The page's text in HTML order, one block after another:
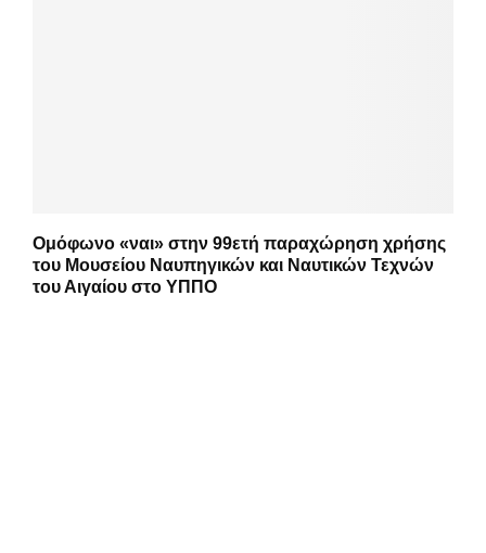
Ομόφωνο «ναι» στην 99ετή παραχώρηση χρήσης
του Μουσείου Ναυπηγικών και Ναυτικών Τεχνών
του Αιγαίου στο ΥΠΠΟ